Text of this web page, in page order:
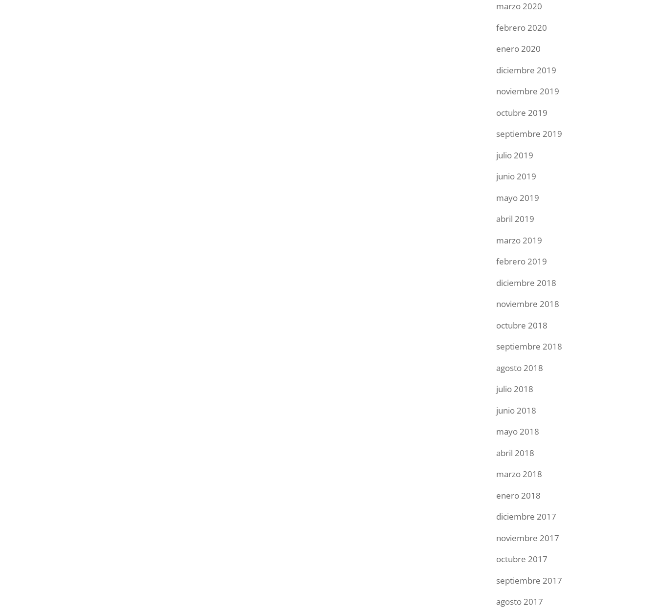
marzo 2020
febrero 2020
enero 2020
diciembre 2019
noviembre 2019
octubre 2019
septiembre 2019
julio 2019
junio 2019
mayo 2019
abril 2019
marzo 2019
febrero 2019
diciembre 2018
noviembre 2018
octubre 2018
septiembre 2018
agosto 2018
julio 2018
junio 2018
mayo 2018
abril 2018
marzo 2018
enero 2018
diciembre 2017
noviembre 2017
octubre 2017
septiembre 2017
agosto 2017